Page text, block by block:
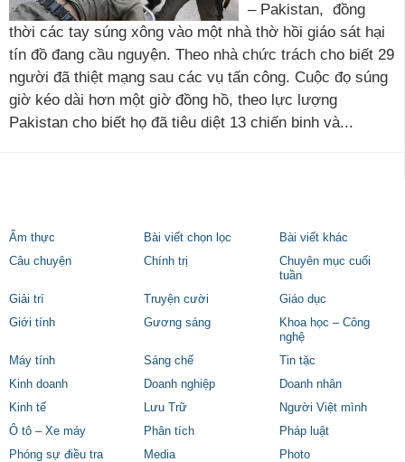
– Pakistan, đồng
thời các tay súng xông vào một nhà thờ hồi giáo sát hại
tín đồ đang cầu nguyện. Theo nhà chức trách cho biết 29
người đã thiệt mạng sau các vụ tấn công. Cuộc đọ súng
giờ kéo dài hơn một giờ đồng hồ, theo lực lượng
Pakistan cho biết họ đã tiêu diệt 13 chiến binh và...
Ẩm thực Bài viết chọn lọc
Bài viết khác
Câu chuyện
Chính trị
Chuyên mục cuối
tuần
Giải trí
Truyện cười
Giáo dục
Giới tính
Gương sáng
Khoa học – Công
nghệ
Máy tính
Sáng chế
Tin tặc
Kinh doanh
Doanh nghiệp
Doanh nhân
Kinh tế
Lưu Trữ
Người Việt mình
Ô tô – Xe máy
Phân tích
Pháp luật
Phóng sự điều tra
Media
Photo